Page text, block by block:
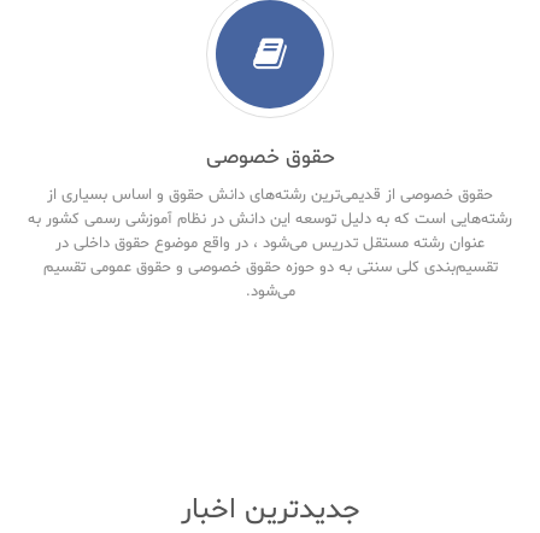
حقوق خصوصی
حقوق خصوصی از قدیمی‌ترین رشته‌های دانش حقوق و اساس بسیاری از
رشته‌هایی است که به دلیل توسعه این دانش در نظام آموزشی رسمی کشور به
عنوان رشته مستقل تدریس می‌شود ، در واقع موضوع حقوق داخلی در
تقسیم‌بندی کلی سنتی به دو حوزه حقوق خصوصی و حقوق‌ عمومی تقسیم
می‌شود.
جدیدترین اخبار